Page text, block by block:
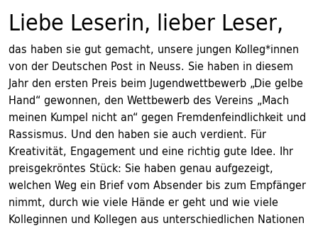
Liebe Leserin, lieber Leser,
das haben sie gut gemacht, unsere jungen Kolleg*innen
von der Deutschen Post in Neuss. Sie haben in diesem
Jahr den ersten Preis beim Jugendwettbewerb „Die gelbe
Hand“ gewonnen, den Wettbewerb des Vereins „Mach
meinen Kumpel nicht an“ gegen Fremdenfeindlichkeit und
Rassismus. Und den haben sie auch verdient. Für
Kreativität, Engagement und eine richtig gute Idee. Ihr
preisgekröntes Stück: Sie haben genau aufgezeigt,
welchen Weg ein Brief vom Absender bis zum Empfänger
nimmt, durch wie viele Hände er geht und wie viele
Kolleginnen und Kollegen aus unterschiedlichen Nationen